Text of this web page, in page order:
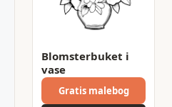
Blomsterbuket i
vase
Gratis malebog